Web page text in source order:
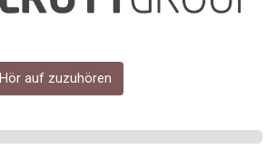
GEL 3.017966
GIP 0.859288
GMD 84.980421
GTQ 8.820142
Hör auf zuzuhören